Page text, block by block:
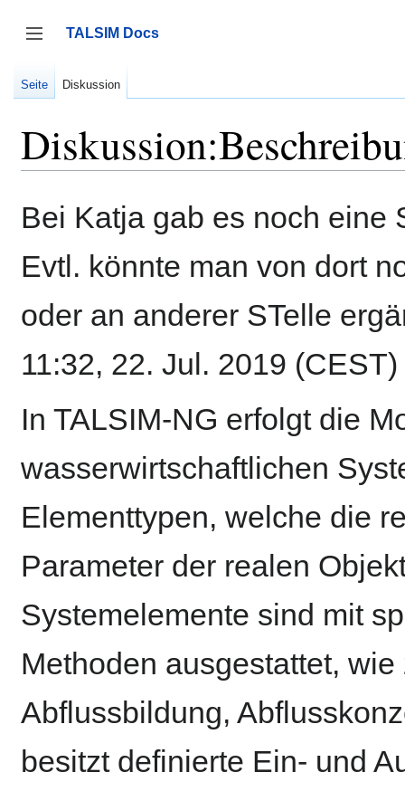
springen
Seitenleiste umschalten
TALSIM Docs
Seite Diskussion
Bei Katja gab es noch eine
Evtl. könnte man von dort
oder an anderer STelle
11:32, 22. Jul. 2019 (CEST)
In TALSIM-NG erfolgt die
wasserwirtschaftlichen
Elementtypen, welche die
Parameter der realen
Systemelemente sind mit
Methoden ausgestattet,
Abflussbildung,
besitzt definierte Ein- und